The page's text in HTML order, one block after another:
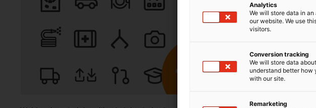
Analytics
We will store data in
our website. We use
visitors.
Conversion tracking
We will store data
understand better how
with our site.
Remarketing